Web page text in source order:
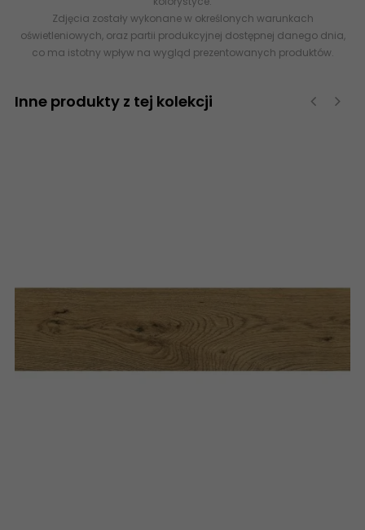
Zdjęcia zostały wykonane w określonych warunkach
oświetleniowych, oraz partii produkcyjnej dostępnej danego dnia,
co ma istotny wpływ na wygląd prezentowanych produktów.
Inne produkty z tej kolekcji